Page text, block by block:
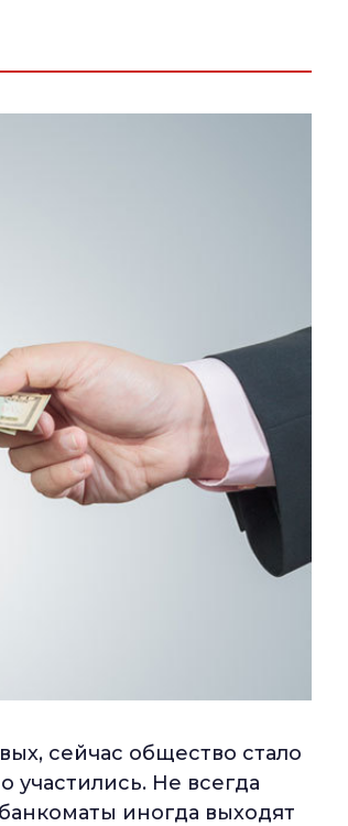
сейчас общество стало
участились. Не всегда
иногда выходят